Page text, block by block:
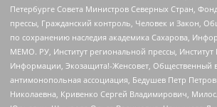
Петербурге Совета Министров Северных Стран,
прессы, Гражданский контроль, Человек и Закон,
по сохранению наследия академика Сахарова,
МЕМО. РУ, Институт региональной прессы, Институт
Информации, Экозащита!-Женсовет, Общественный
антимонопольная ассоциация, Бедушев Петр
Николаевна, Кривенко Сергей Владимирович,